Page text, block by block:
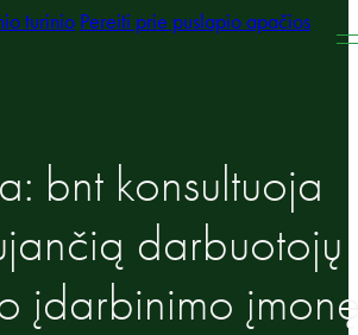
turinio Pereiti prie puslapio apačios
bnt konsultuoja
darbuotojų
įdarbinimo